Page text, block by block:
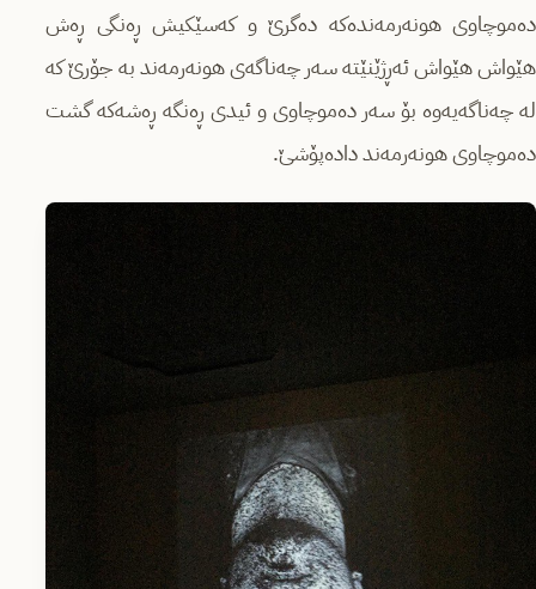
دەموچاوی هونەرمەندەکە دەگرێ و کەسێکیش ڕەنگی ڕەش
هێواش هێواش ئەڕژێنێتە سەر چەناگەی هونەرمەند بە جۆرێ کە
لە چەناگەیەوە بۆ سەر دەموچاوی و ئیدی ڕەنگە ڕەشەکە گشت
دەموچاوی هونەرمەند دادەپۆشێ.